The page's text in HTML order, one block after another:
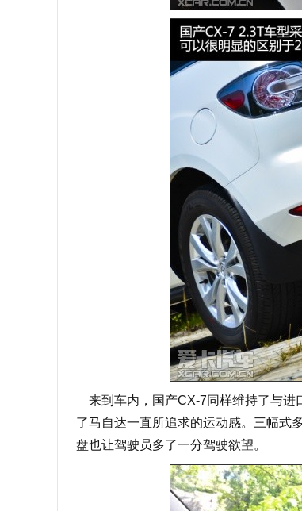
来到车内，国产CX-7同样维持了与进
了马自达一直所追求的运动感。三幅式
盘也让驾驶员多了一分驾驶欲望。